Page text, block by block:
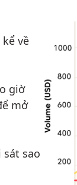
về
giờ
mở
sao